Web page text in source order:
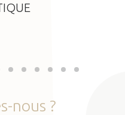
nous ?